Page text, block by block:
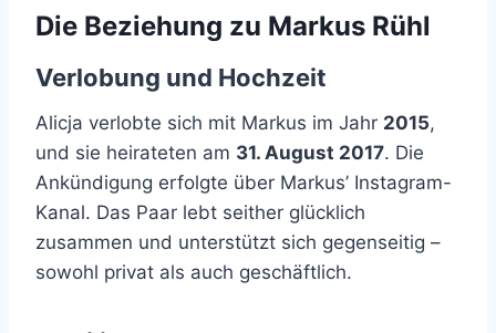
Die Beziehung zu Markus Rühl
Verlobung und Hochzeit
Alicja verlobte sich mit Markus im Jahr 2015,
und sie heirateten am 31. August 2017. Die
Ankündigung erfolgte über Markus’ Instagram-
Kanal. Das Paar lebt seither glücklich
zusammen und unterstützt sich gegenseitig –
sowohl privat als auch geschäftlich.